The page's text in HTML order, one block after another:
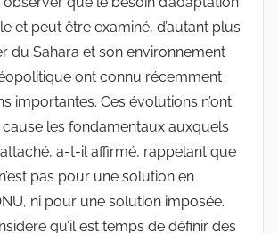
et peut être examiné, d’autant plus
du Sahara et son environnement
ont connu récemment
importantes. Ces évolutions n’ont
cause les fondamentaux auxquels
a-t-il affirmé, rappelant que
pas pour une solution en
ni pour une solution imposée.
qu’il est temps de définir des